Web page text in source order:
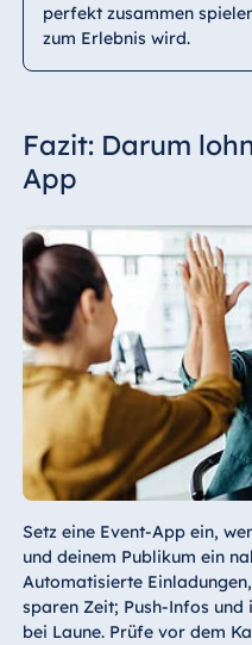
perfekt zusammen
zum Erlebnis wird.
Fazit: Darum
App
Setz eine Event-App ein,
und deinem Publikum ein
Automatisierte
sparen Zeit; Push-Infos
bei Laune. Prüfe vor dem